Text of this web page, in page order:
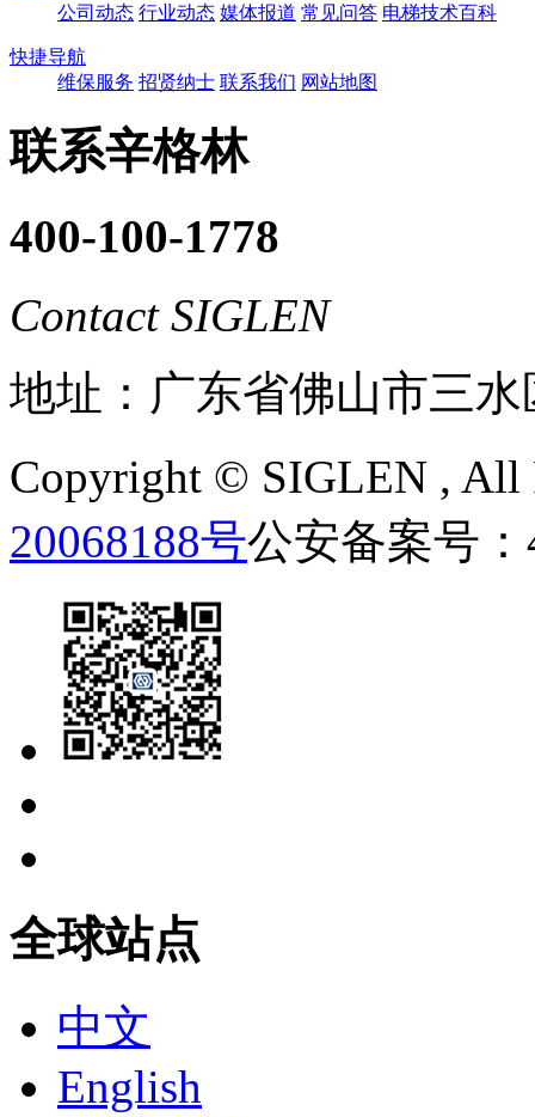
公司动态 行业动态 媒体报道 常见问答 电梯技术百科
快捷导航
维保服务 招贤纳士 联系我们 网站地图
联系辛格林
400-100-1778
Contact SIGLEN
地址：广东省佛山市三
Copyright © SIGLEN , All
20068188号公安备案号：
全球站点
中文
English